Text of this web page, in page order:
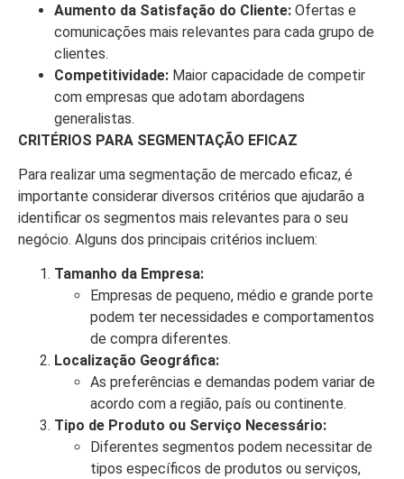
Aumento da Satisfação do Cliente: Ofertas e
comunicações mais relevantes para cada grupo de
clientes.
Competitividade: Maior capacidade de competir
com empresas que adotam abordagens
generalistas.
CRITÉRIOS PARA SEGMENTAÇÃO EFICAZ
Para realizar uma segmentação de mercado eficaz, é
importante considerar diversos critérios que ajudarão a
identificar os segmentos mais relevantes para o seu
negócio. Alguns dos principais critérios incluem:
Tamanho da Empresa:
Empresas de pequeno, médio e grande porte
podem ter necessidades e comportamentos
de compra diferentes.
Localização Geográfica:
As preferências e demandas podem variar de
acordo com a região, país ou continente.
Tipo de Produto ou Serviço Necessário:
Diferentes segmentos podem necessitar de
tipos específicos de produtos ou serviços,